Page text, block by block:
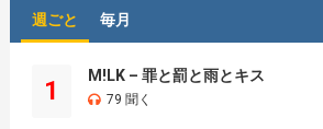
週ごと 毎月
1
M!LK – 罪と罰と雨とキス
79 聞く